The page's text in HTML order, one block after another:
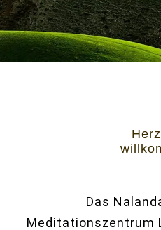
Das
Meditationszentrum